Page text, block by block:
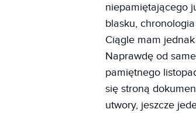
niepamiętającego
blasku,
Ciągle mam
Naprawdę od
pamiętnego
się stroną
utwory, jeszcze